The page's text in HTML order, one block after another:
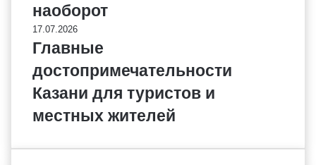
наоборот
17.07.2026
Главные
достопримечательности
Казани для туристов и
местных жителей